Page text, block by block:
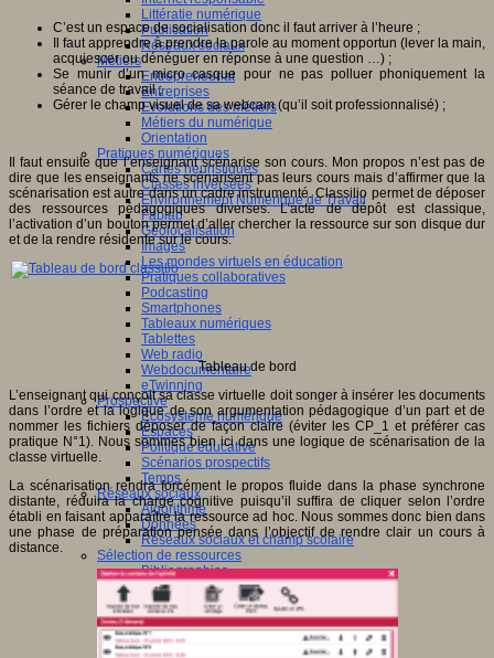
Littératie numérique
Publication
Réseaux sociaux
Métiers
Entrepreneuriat
Entreprises
Evolutions des métiers
Métiers du numérique
Orientation
Pratiques numériques
Cartes heuristiques
Classes inversées
Environnement Numérique de Travail
Fablab
Géolocalisation
Images
Les mondes virtuels en éducation
Pratiques collaboratives
Podcasting
Smartphones
Tableaux numériques
Tablettes
Web radio
Webdocumentaire
eTwinning
Prospective
Ecosystème numérique
Espaces
Politique éducative
Scénarios prospectifs
Temps
Réseaux sociaux
Algorithme
Données
Réseaux sociaux et champ scolaire
Sélection de ressources
Bibliographies
Education artistique
Education environnementale
Histoire
Ressources citoyenneté
Ressources sciences
C’est un espace de socialisation donc il faut arriver à l’heure ;
Il faut apprendre à prendre la parole au moment opportun (lever la main,
acquiescer ou dénéguer en réponse à une question …) ;
Se munir d’un micro casque pour ne pas polluer phoniquement la
séance de travail ;
Gérer le champ visuel de sa webcam (qu’il soit professionnalisé) ;
Il faut ensuite que l’enseignant scénarise son cours. Mon propos n’est pas de
dire que les enseignants ne scénarisent pas leurs cours mais d’affirmer que la
scénarisation est autre dans un cadre instrumenté. Classilio permet de déposer
des ressources pédagogiques diverses. L’acte de dépôt est classique,
l’activation d’un bouton permet d’aller chercher la ressource sur son disque dur
et de la rendre résidente sur le cours.
Tableau de bord
L’enseignant qui conçoit sa classe virtuelle doit songer à insérer les documents
dans l’ordre et la logique de son argumentation pédagogique d’un part et de
nommer les fichiers déposer de façon claire (éviter les CP_1 et préférer cas
pratique N°1). Nous sommes bien ici dans une logique de scénarisation de la
classe virtuelle.
La scénarisation rendra forcément le propos fluide dans la phase synchrone
distante, réduira la charge cognitive puisqu’il suffira de cliquer selon l’ordre
établi en faisant apparaître la ressource ad hoc. Nous sommes donc bien dans
une phase de préparation pensée dans l’objectif de rendre clair un cours à
distance.